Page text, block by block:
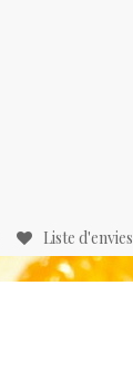
Liste d'envies